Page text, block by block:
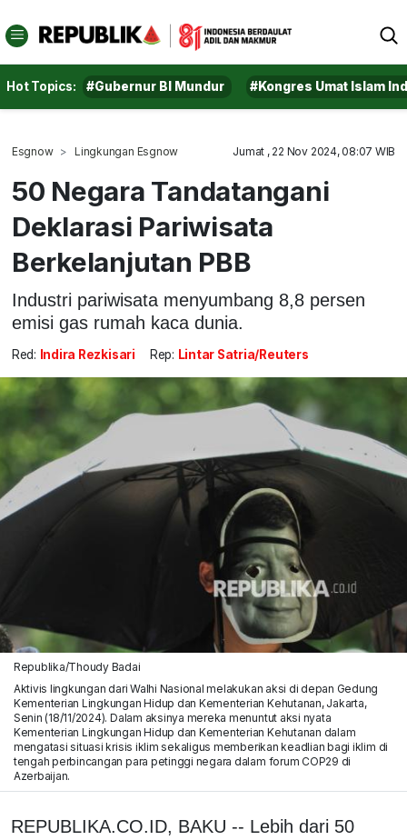
Hot Topics: #Gubernur BI Mundur #Kongres Umat Islam
Esgnow Lingkungan Esgnow Jumat , 22 Nov 2024, 08:07 WIB
50 Negara Tandatangani
Deklarasi Pariwisata
Berkelanjutan PBB
Industri pariwisata menyumbang 8,8 persen
emisi gas rumah kaca dunia.
Red: Indira Rezkisari Rep: Lintar Satria/Reuters
Republika/Thoudy Badai
Aktivis lingkungan dari Walhi Nasional melakukan aksi di depan Gedung
Kementerian Lingkungan Hidup dan Kementerian Kehutanan, Jakarta,
Senin (18/11/2024). Dalam aksinya mereka menuntut aksi nyata
Kementerian Lingkungan Hidup dan Kementerian Kehutanan dalam
mengatasi situasi krisis iklim sekaligus memberikan keadlian bagi iklim di
tengah perbincangan para petinggi negara dalam forum COP29 di
Azerbaijan.
REPUBLIKA.CO.ID, BAKU -- Lebih dari 50